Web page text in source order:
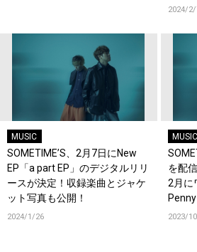
2024/2/
MUSIC
SOMETIME’S、2月7日にNew
EP「a part EP」のデジタルリリ
ースが決定！収録楽曲とジャケ
ット写真も公開！
2024/1/26
MUSIC
を配
2月に
2023/